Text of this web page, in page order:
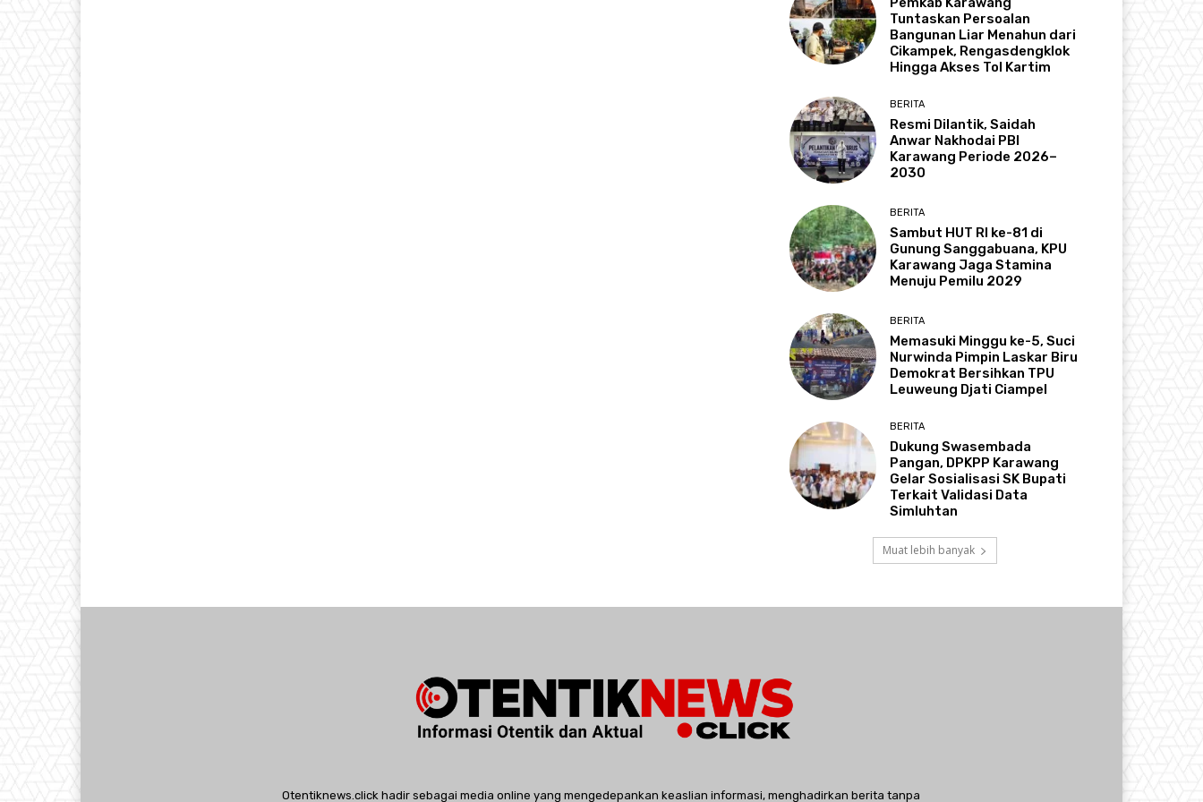
Tuntaskan Persoalan
Bangunan Liar Menahun dari
Cikampek, Rengasdengklok
Hingga Akses Tol Kartim
BERITA
Resmi Dilantik, Saidah
Anwar Nakhodai PBI
Karawang Periode 2026–
2030
BERITA
Sambut HUT RI ke-81 di
Gunung Sanggabuana, KPU
Karawang Jaga Stamina
Menuju Pemilu 2029
BERITA
Memasuki Minggu ke-5, Suci
Nurwinda Pimpin Laskar Biru
Demokrat Bersihkan TPU
Leuweung Djati Ciampel
BERITA
Dukung Swasembada
Pangan, DPKPP Karawang
Gelar Sosialisasi SK Bupati
Terkait Validasi Data
Simluhtan
Muat lebih banyak
Otentiknews.click hadir sebagai media online yang mengedepankan keaslian informasi, menghadirkan berita tanpa